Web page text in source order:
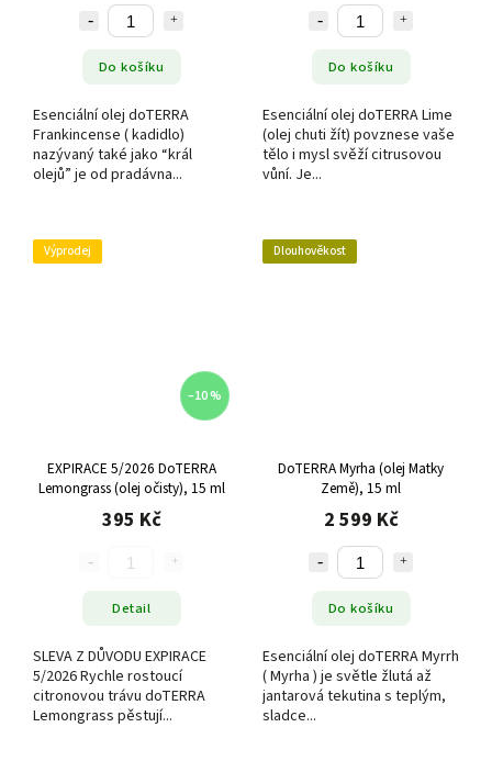
Do košíku
Esenciální olej doTERRA
Frankincense ( kadidlo)
nazývaný také jako “král
olejů” je od pradávna...
Do košíku
Esenciální olej doTERRA Lime
(olej chuti žít) povznese vaše
tělo i mysl svěží citrusovou
vůní. Je...
Výprodej
–10 %
EXPIRACE 5/2026 DoTERRA
Lemongrass (olej očisty), 15 ml
395 Kč
Detail
SLEVA Z DŮVODU EXPIRACE
5/2026 Rychle rostoucí
citronovou trávu doTERRA
Lemongrass pěstují...
Dlouhověkost
DoTERRA Myrha (olej Matky
Země), 15 ml
2 599 Kč
Do košíku
Esenciální olej doTERRA Myrrh
( Myrha ) je světle žlutá až
jantarová tekutina s teplým,
sladce...